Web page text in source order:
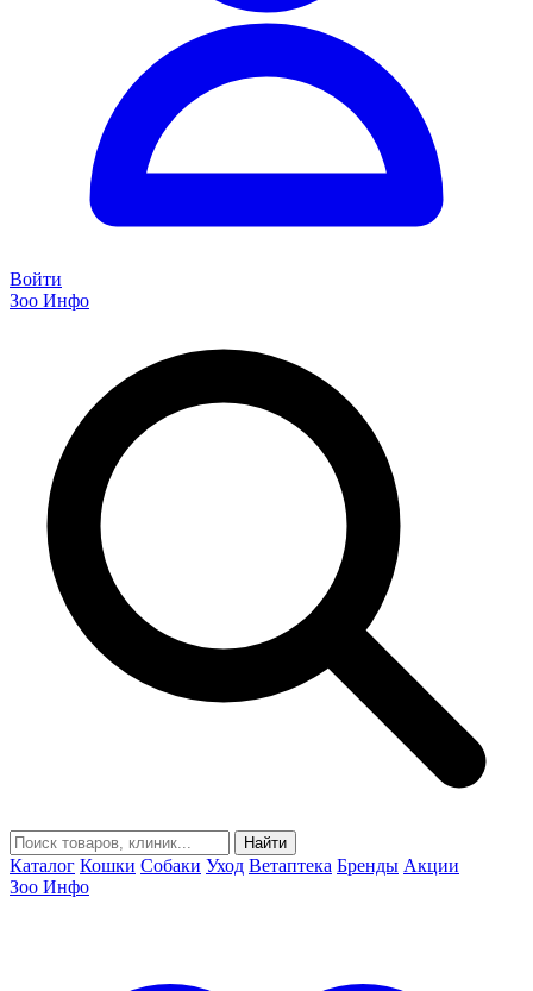
Войти
Зоо Инфо
Найти
Каталог Кошки Собаки Уход Ветаптека Бренды Акции
Зоо Инфо